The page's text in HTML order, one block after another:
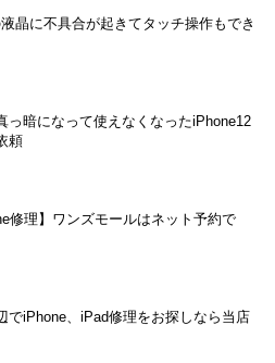
晶に不具合が起きてタッチ操作もでき
っ暗になって使えなくなったiPhone12
頼
修理】ワンズモールはネット予約で
でiPhone、iPad修理をお探しなら当店